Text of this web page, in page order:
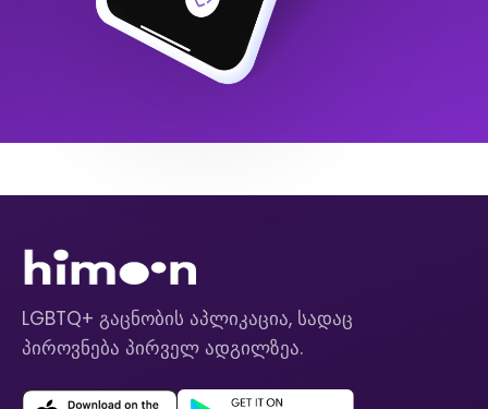
LGBTQ+ გაცნობის აპლიკაცია, სადაც
პიროვნება პირველ ადგილზეა.